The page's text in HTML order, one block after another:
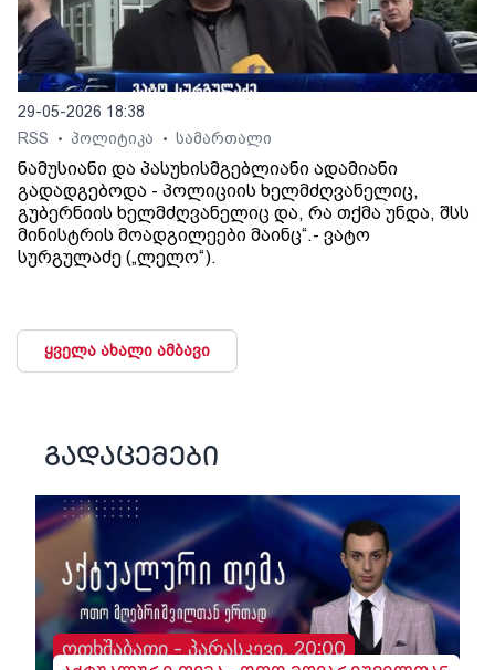
29-05-2026 18:38
RSS
• პოლიტიკა • სამართალი
ნამუსიანი და პასუხისმგებლიანი ადამიანი
გადადგებოდა - პოლიციის ხელმძღვანელიც,
გუბერნიის ხელმძღვანელიც და, რა თქმა უნდა, შსს
მინისტრის მოადგილეები მაინც“.- ვატო
სურგულაძე („ლელო“).
ყველა ახალი ამბავი
გადაცემები
ოთხშაბათი - პარასკევი, 20:00